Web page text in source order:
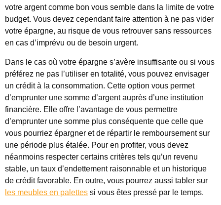
votre argent comme bon vous semble dans la limite de votre
budget. Vous devez cependant faire attention à ne pas vider
votre épargne, au risque de vous retrouver sans ressources
en cas d’imprévu ou de besoin urgent.
Dans le cas où votre épargne s’avère insuffisante ou si vous
préférez ne pas l’utiliser en totalité, vous pouvez envisager
un crédit à la consommation. Cette option vous permet
d’emprunter une somme d’argent auprès d’une institution
financière. Elle offre l’avantage de vous permettre
d’emprunter une somme plus conséquente que celle que
vous pourriez épargner et de répartir le remboursement sur
une période plus étalée. Pour en profiter, vous devez
néanmoins respecter certains critères tels qu’un revenu
stable, un taux d’endettement raisonnable et un historique
de crédit favorable. En outre, vous pourrez aussi tabler sur
les meubles en palettes si vous êtes pressé par le temps.